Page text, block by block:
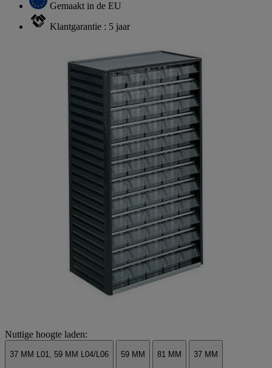
Gemaakt in de EU
Klantgarantie : 5 jaar
Nuttige hoogte laden:
37 MM L01, 59 MM L04/L06 59 MM 81 MM 37 MM